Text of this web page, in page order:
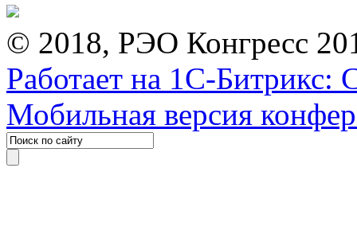
© 2018, РЭО Конгресс
Работает на 1С-Битрикс:
Мобильная версия